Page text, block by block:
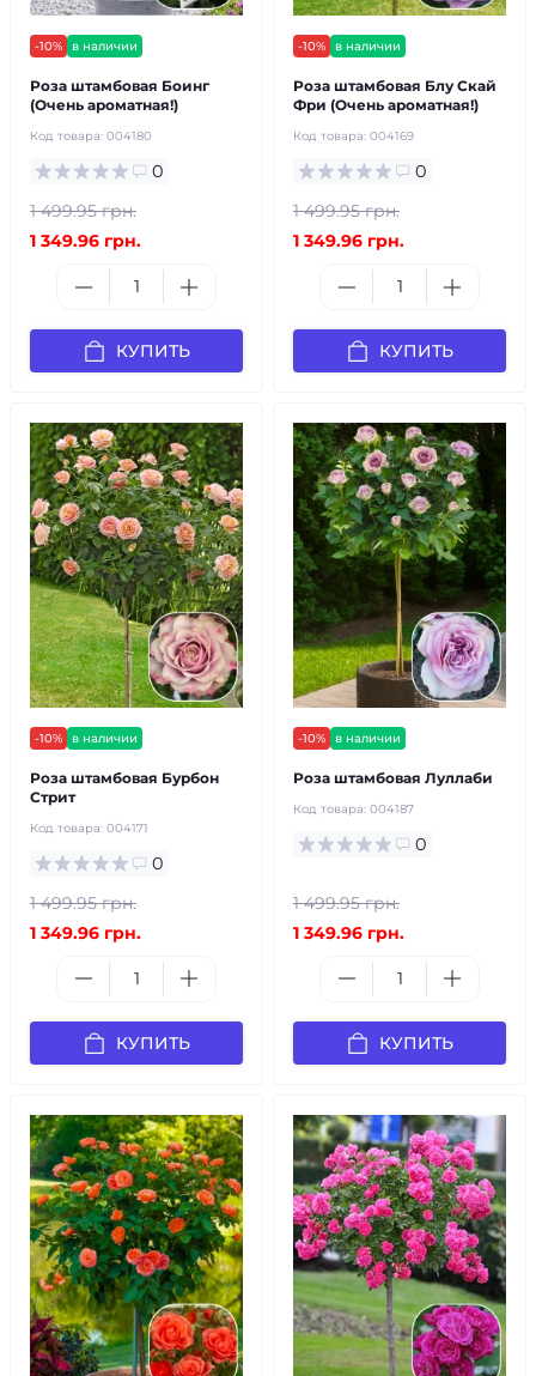
-10% в наличии
Роза штамбовая Боинг
(Очень ароматная!)
Код товара: 004180
0
1 499.95 грн.
1 349.96 грн.
КУПИТЬ
-10% в наличии
Роза штамбовая Блу Скай
Фри (Очень ароматная!)
Код товара: 004169
0
1 499.95 грн.
1 349.96 грн.
КУПИТЬ
-10% в наличии
Роза штамбовая Бурбон
Стрит
Код товара: 004171
0
1 499.95 грн.
1 349.96 грн.
КУПИТЬ
-10% в наличии
Роза штамбовая Луллаби
Код товара: 004187
0
1 499.95 грн.
1 349.96 грн.
КУПИТЬ